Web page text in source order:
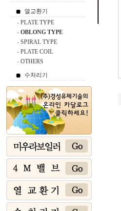
열교환기
- PLATE TYPE
- OBLONG TYPE
- SPIRAL TYPE
- PLATE COIL
- OTHERS
수처리기